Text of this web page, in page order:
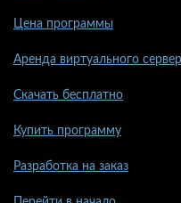
Цена программы
Аренда виртуального
Скачать бесплатно
Купить программу
Разработка на заказ